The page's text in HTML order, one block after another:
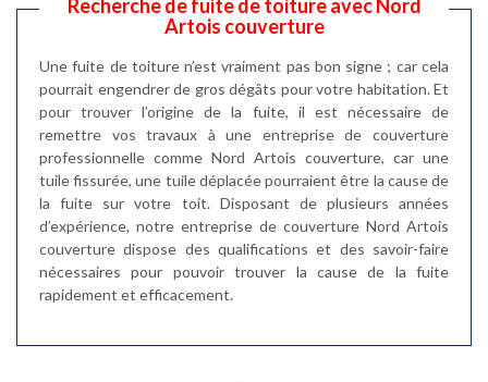
Recherche de fuite de toiture avec Nord
Artois couverture
Une fuite de toiture n’est vraiment pas bon signe ; car cela
pourrait engendrer de gros dégâts pour votre habitation. Et
pour trouver l’origine de la fuite, il est nécessaire de
remettre vos travaux à une entreprise de couverture
professionnelle comme Nord Artois couverture, car une
tuile fissurée, une tuile déplacée pourraient être la cause de
la fuite sur votre toit. Disposant de plusieurs années
d’expérience, notre entreprise de couverture Nord Artois
couverture dispose des qualifications et des savoir-faire
nécessaires pour pouvoir trouver la cause de la fuite
rapidement et efficacement.